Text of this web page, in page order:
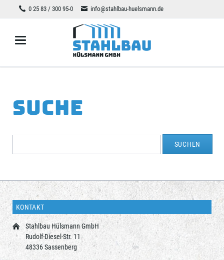
0 25 83 / 300 95-0 info@stahlbau-huelsmann.de
SUCHE
SUCHEN
KONTAKT
Stahlbau Hülsmann GmbH
Rudolf-Diesel-Str. 11
48336 Sassenberg